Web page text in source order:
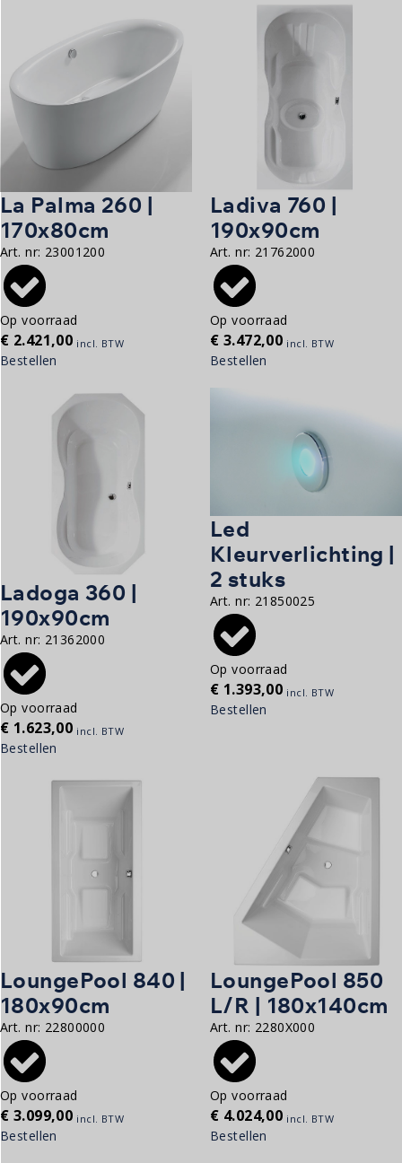
La Palma 260 |
170x80cm
Art. nr: 23001200
Op voorraad
€ 2.421,00 incl. BTW
Bestellen
Ladiva 760 |
190x90cm
Art. nr: 21762000
Op voorraad
€ 3.472,00 incl. BTW
Bestellen
Ladoga 360 |
190x90cm
Art. nr: 21362000
Op voorraad
€ 1.623,00 incl. BTW
Bestellen
Led
Kleurverlichting |
2 stuks
Art. nr: 21850025
Op voorraad
€ 1.393,00 incl. BTW
Bestellen
LoungePool 840 |
180x90cm
Art. nr: 22800000
Op voorraad
€ 3.099,00 incl. BTW
Bestellen
LoungePool 850
L/R | 180x140cm
Art. nr: 2280X000
Op voorraad
€ 4.024,00 incl. BTW
Bestellen